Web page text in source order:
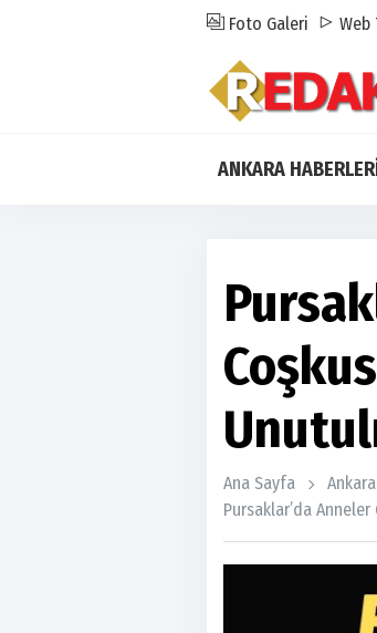
Foto Galeri Web
ANKARA
Ana Sayfa
Pursaklar’da